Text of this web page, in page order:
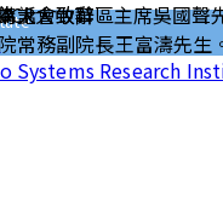
Systems Research